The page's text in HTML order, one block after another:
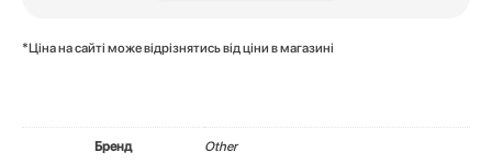
*Ціна на сайті може відрізнятись від ціни в магазині
Бренд Other